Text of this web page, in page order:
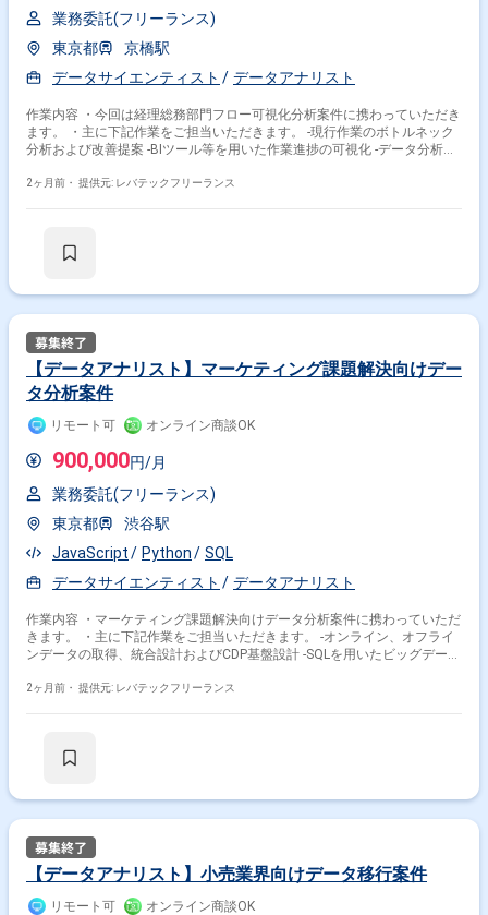
業務委託(フリーランス)
東京都
京橋駅
データサイエンティスト
データアナリスト
作業内容 ・今回は経理総務部門フロー可視化分析案件に携わっていただき
ます。 ・主に下記作業をご担当いただきます。 -現行作業のボトルネック
分析および改善提案 -BIツール等を用いた作業進捗の可視化 -データ分析に
2ヶ月前・ 提供元: レバテックフリーランス
【データアナリスト】マーケティング課題解決向けデー
タ分析案件
リモート可 オンライン商談OK
900,000円/月
業務委託(フリーランス)
東京都
渋谷駅
JavaScript
Python
SQL
データサイエンティスト
データアナリスト
作業内容 ・マーケティング課題解決向けデータ分析案件に携わっていただ
きます。 ・主に下記作業をご担当いただきます。 -オンライン、オフライ
ンデータの取得、統合設計およびCDP基盤設計 -SQLを用いたビッグデータ
ング、プレゼンテーション
2ヶ月前・ 提供元: レバテックフリーランス
【データアナリスト】小売業界向けデータ移行案件
リモート可 オンライン商談OK
その他の条件で検索する
その他開発言語・スキルから探す
SQL Python Tableau